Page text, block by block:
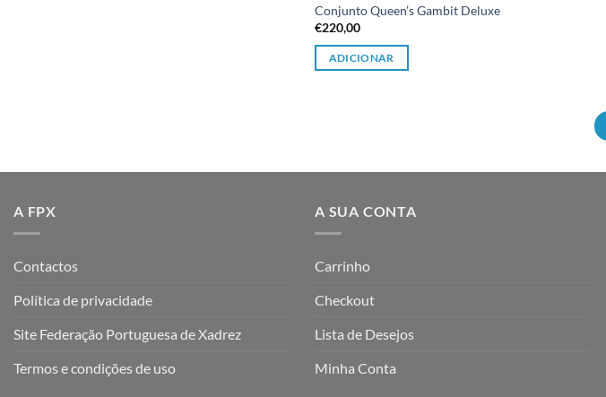
Conjunto Queen’s Gambit Deluxe
€220,00
ADICIONAR
A FPX
Contactos
Política de privacidade
Site Federação Portuguesa de Xadrez
Termos e condições de uso
A SUA CONTA
Carrinho
Checkout
Lista de Desejos
Minha Conta